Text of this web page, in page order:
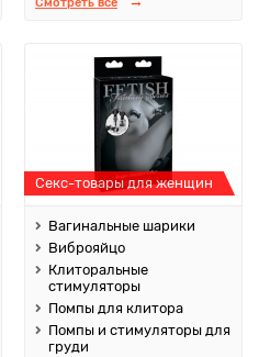
Смотреть все
Секс-товары для женщин
Вагинальные шарики
Виброяйцо
Клиторальные
стимуляторы
Помпы для клитора
Помпы и стимуляторы для
груди